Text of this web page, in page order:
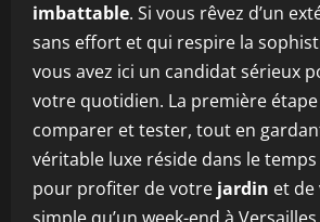
imbattable. Si vous rêvez d’un
sans effort et qui respire la
vous avez ici un candidat sérieux
votre quotidien. La première étape
comparer et tester, tout en
véritable luxe réside dans le
pour profiter de votre jardin et de